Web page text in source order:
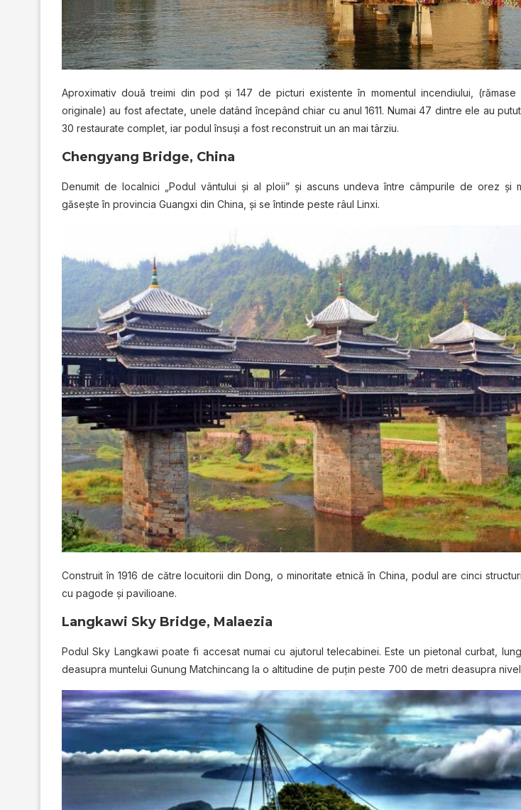
Aproximativ două treimi din pod şi 147 de picturi existente în momentul incendiului,
originale) au fost afectate, unele datând începând chiar cu anul 1611. Numai 47 dintre ele au
30 restaurate complet, iar podul însuşi a fost reconstruit un an mai târziu.
Chengyang Bridge, China
Denumit de localnici „Podul vântului şi al ploii” şi ascuns undeva între câmpurile de orez şi
găseşte în provincia Guangxi din China, şi se întinde peste râul Linxi.
Construit în 1916 de către locuitorii din Dong, o minoritate etnică în China, podul are cinci
cu pagode şi pavilioane.
Langkawi Sky Bridge, Malaezia
Podul Sky Langkawi poate fi accesat numai cu ajutorul telecabinei. Este un pietonal curbat,
deasupra muntelui Gunung Matchincang la o altitudine de puţin peste 700 de metri deasupra